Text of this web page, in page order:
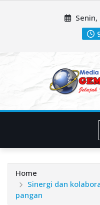
Home
Sinergi dan
pangan